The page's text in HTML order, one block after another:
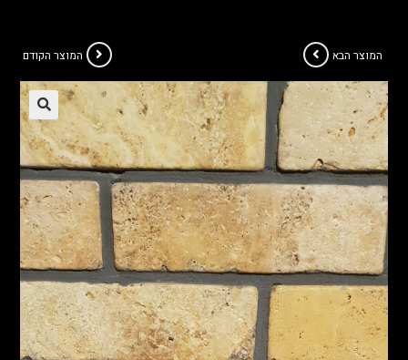
המוצר הקודם המוצר הבא